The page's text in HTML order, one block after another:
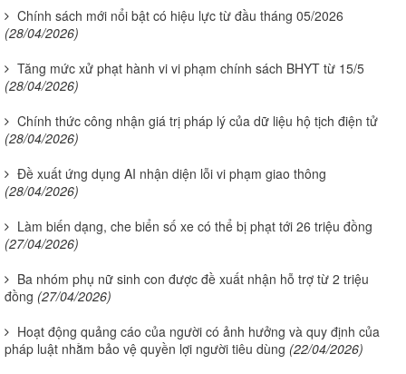
Chính sách mới nổi bật có hiệu lực từ đầu tháng 05/2026
(28/04/2026)
Tăng mức xử phạt hành vi vi phạm chính sách BHYT từ 15/5
(28/04/2026)
Chính thức công nhận giá trị pháp lý của dữ liệu hộ tịch điện tử
(28/04/2026)
Đề xuất ứng dụng AI nhận diện lỗi vi phạm giao thông
(28/04/2026)
Làm biến dạng, che biển số xe có thể bị phạt tới 26 triệu đồng
(27/04/2026)
Ba nhóm phụ nữ sinh con được đề xuất nhận hỗ trợ từ 2 triệu
đồng (27/04/2026)
Hoạt động quảng cáo của người có ảnh hưởng và quy định của
pháp luật nhằm bảo vệ quyền lợi người tiêu dùng (22/04/2026)